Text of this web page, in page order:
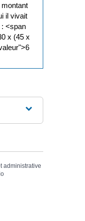
il vivait
<span
x (45 x
administrative